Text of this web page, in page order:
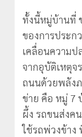
ทั้งนี้หมู่บ้านที่
ของการประก
เคลื่อนความป
จากอุบัติเหตุจ
ถนนด้วยพลังภ
ข่าย คือ หมู่ 7
ผึ้ง รถขนส่งคน
ใช้รถพ่วงข้าง